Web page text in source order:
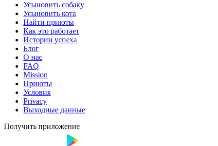
Усыновить собаку
Усыновить кота
Найти приюты
Как это работает
Истории успеха
Блог
О нас
FAQ
Mission
Приюты
Условия
Privacy
Выходные данные
Получить приложение